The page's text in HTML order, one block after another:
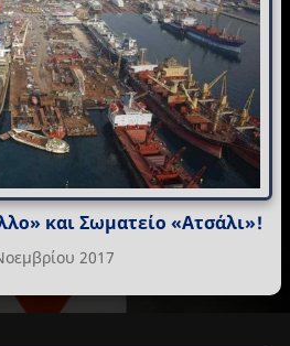
και Σωματείο «Ατσάλι»!
2017